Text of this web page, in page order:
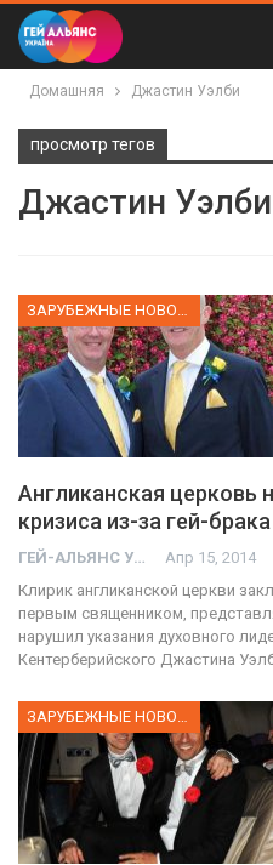
Домашняя Джастин Уэлби
просмотр тегов
Джастин Уэлби
Англиканская церковь
кризиса из-за гей-
ГЕЙ-АЛЬЯНС УКРАИНА Апр 15, 2014
Клирик англиканской церкви
первым священником,
нарушил указания духовного
Кентерберийского Джастина
ЗАРУБЕЖНЫЕ НОВОСТИ